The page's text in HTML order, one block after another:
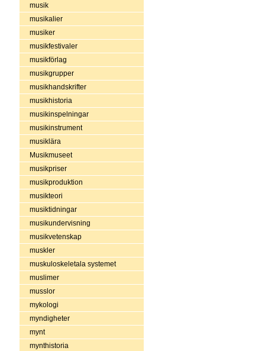
musik
musikalier
musiker
musikfestivaler
musikförlag
musikgrupper
musikhandskrifter
musikhistoria
musikinspelningar
musikinstrument
musiklära
Musikmuseet
musikpriser
musikproduktion
musikteori
musiktidningar
musikundervisning
musikvetenskap
muskler
muskuloskeletala systemet
muslimer
musslor
mykologi
myndigheter
mynt
mynthistoria